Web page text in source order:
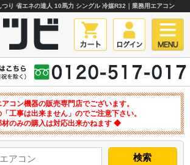
り 省エネの達人 10馬力 シングル 冷媒R32｜業務用エアコン
コン機器の販売専門店でございます。
工事は出来ません」のでご注意下さい。
のみの購入は対応出来かねます ◆